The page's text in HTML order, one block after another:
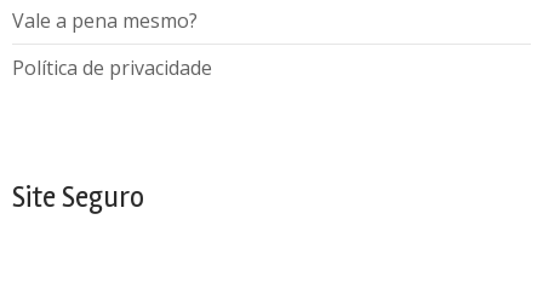
Vale a pena mesmo?
Política de privacidade
Site Seguro